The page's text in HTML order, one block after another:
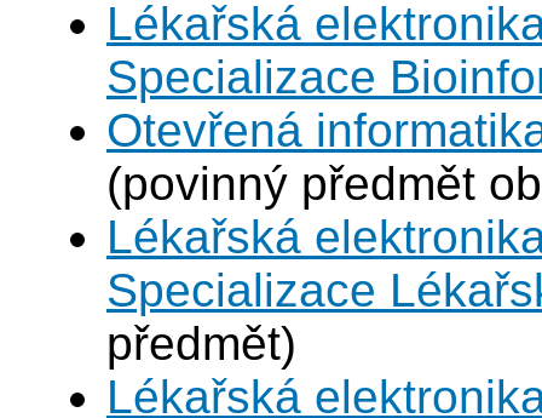
Lékařská
Specializace
Otevřená
(povinný předmět
Lékařská
Specializace
předmět)
Lékařská